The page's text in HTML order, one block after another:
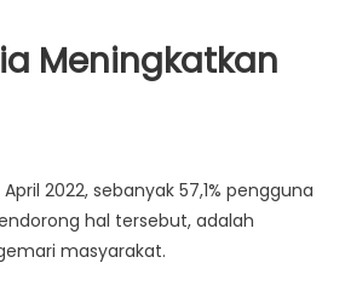
Meningkatkan
2022, sebanyak 57,1% pengguna
hal tersebut, adalah
masyarakat.